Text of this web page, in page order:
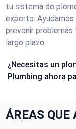
tu sistema de
experto.
prevenir
largo plazo.
¿Necesitas un
Plumbing ahora
ÁREAS QUE